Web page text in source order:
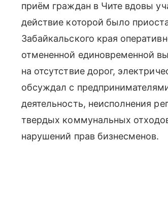
приём граждан в Чите вдовы
действие которой было
Забайкальского края
отмененной единовременной
на отсутствие дорог,
обсуждал с
деятельность, неисполнения
твердых коммунальных
нарушений прав бизнесменов.